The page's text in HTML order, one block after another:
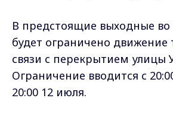
В предстоящие выходные
будет ограничено движение
связи с перекрытием улицы
Ограничение вводится с
20:00 12 июля.